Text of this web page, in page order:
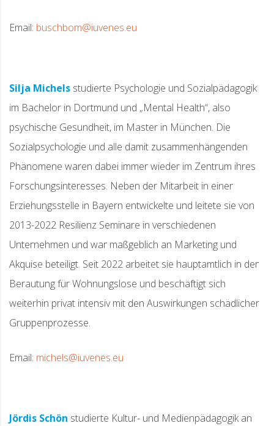
Email: buschbom@iuvenes.eu
Silja Michels studierte Psychologie und Sozialpädagogik
im Bachelor in Dortmund und „Mental Health“, also
psychische Gesundheit, im Master in München. Die
Sozialpsychologie und alle damit zusammenhängenden
Phänomene waren dabei immer wieder im Zentrum ihres
Forschungsinteresses. Neben der Mitarbeit in einer
Erziehungsstelle in Bayern entwickelte und leitete sie von
2013-2022 Resilienz Seminare in verschiedenen
Unternehmen und war maßgeblich an Marketing und
Akquise beteiligt. Seit 2022 arbeitet sie hauptamtlich in der
Berautung für Wohnungslose und beschäftigt sich
weiterhin privat intensiv mit den Auswirkungen schädlicher
Gruppenprozesse.
Email: michels@iuvenes.eu
Jördis Schön studierte Kultur- und Medienpädagogik an